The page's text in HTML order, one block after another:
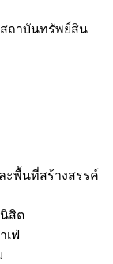
สถาบันทรัพย์สิน
ะพื้นที่สร้างสรรค์
สิต
เฟ่